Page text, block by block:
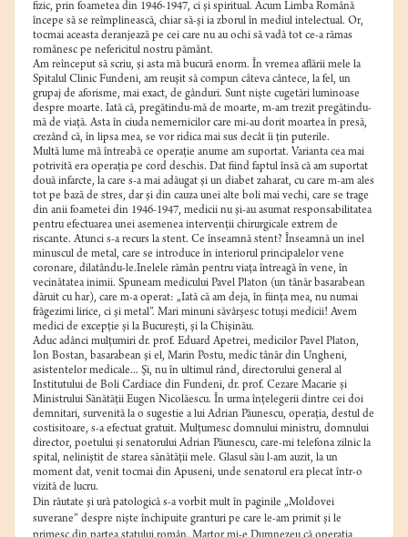
fizic, prin foametea din 1946-1947, ci şi spiritual. Acum Limba Română
începe să se reîmplinească, chiar să-şi ia zborul în mediul intelectual. Or,
tocmai aceasta deranjează pe cei care nu au ochi să vadă tot ce-a rămas
românesc pe nefericitul nostru pământ.
Am reînceput să scriu, şi asta mă bucură enorm. În vremea aflării mele la
Spitalul Clinic Fundeni, am reuşit să compun câteva cântece, la fel, un
grupaj de aforisme, mai exact, de gânduri. Sunt nişte cugetări luminoase
despre moarte. Iată că, pregătindu-mă de moarte, m-am trezit pregătindu-
mă de viaţă. Asta în ciuda nemernicilor care mi-au dorit moartea în presă,
crezând că, în lipsa mea, se vor ridica mai sus decât îi ţin puterile.
Multă lume mă întreabă ce operaţie anume am suportat. Varianta cea mai
potrivită era operaţia pe cord deschis. Dat fiind faptul însă că am suportat
două infarcte, la care s-a mai adăugat şi un diabet zaharat, cu care m-am ales
tot pe bază de stres, dar şi din cauza unei alte boli mai vechi, care se trage
din anii foametei din 1946-1947, medicii nu şi-au asumat responsabilitatea
pentru efectuarea unei asemenea intervenţii chirurgicale extrem de
riscante. Atunci s-a recurs la stent. Ce înseamnă stent? Înseamnă un inel
minuscul de metal, care se introduce în interiorul principalelor vene
coronare, dilatându-le.Inelele rămân pentru viaţa întreagă în vene, în
vecinătatea inimii. Spuneam medicului Pavel Platon (un tânăr basarabean
dăruit cu har), care m-a operat: „Iată că am deja, în fiinţa mea, nu numai
frăgezimi lirice, ci şi metal”. Mari minuni săvârşesc totuşi medicii! Avem
medici de excepţie şi la Bucureşti, şi la Chişinău.
Aduc adânci mulţumiri dr. prof. Eduard Apetrei, medicilor Pavel Platon,
Ion Bostan, basarabean şi el, Marin Postu, medic tânăr din Ungheni,
asistentelor medicale... Şi, nu în ultimul rând, directorului general al
Institutului de Boli Cardiace din Fundeni, dr. prof. Cezare Macarie şi
Ministrului Sănătăţii Eugen Nicolăescu. În urma înţelegerii dintre cei doi
demnitari, survenită la o sugestie a lui Adrian Păunescu, operaţia, destul de
costisitoare, s-a efectuat gratuit. Mulţumesc domnului ministru, domnului
director, poetului şi senatorului Adrian Păunescu, care-mi telefona zilnic la
spital, neliniştit de starea sănătăţii mele. Glasul său l-am auzit, la un
moment dat, venit tocmai din Apuseni, unde senatorul era plecat într-o
vizită de lucru.
Din răutate şi ură patologică s-a vorbit mult în paginile „Moldovei
suverane” despre nişte închipuite granturi pe care le-am primit şi le